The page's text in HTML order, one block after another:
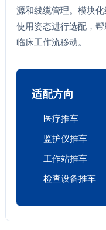
源和线缆管理。模块
使用姿态进行选配，
临床工作流移动。
适配方向
医疗推车
监护仪推车
工作站推车
检查设备推车